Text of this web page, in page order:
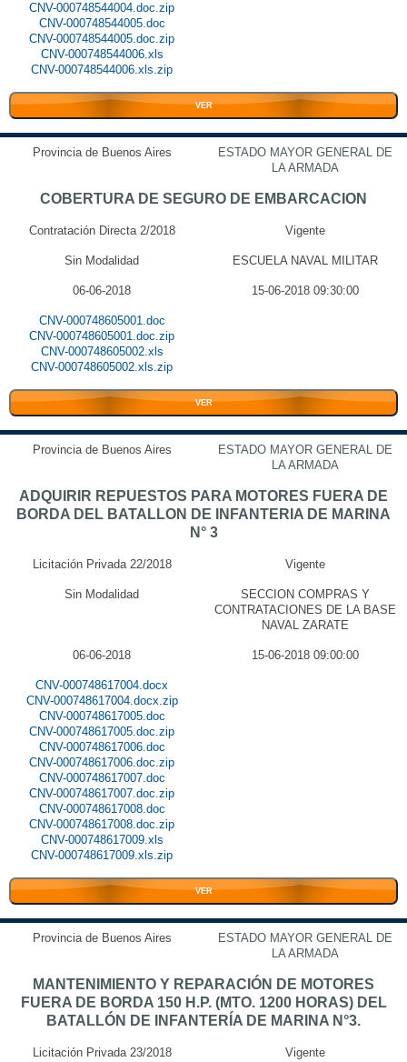
CNV-000748544004.doc.zip
CNV-000748544005.doc
CNV-000748544005.doc.zip
CNV-000748544006.xls
CNV-000748544006.xls.zip
VER
Provincia de Buenos Aires
ESTADO MAYOR GENERAL DE
LA ARMADA
COBERTURA DE SEGURO DE EMBARCACION
Contratación Directa 2/2018 Vigente
Sin Modalidad ESCUELA NAVAL MILITAR
06-06-2018 15-06-2018 09:30:00
CNV-000748605001.doc
CNV-000748605001.doc.zip
CNV-000748605002.xls
CNV-000748605002.xls.zip
VER
Provincia de Buenos Aires
ESTADO MAYOR GENERAL DE
LA ARMADA
ADQUIRIR REPUESTOS PARA MOTORES FUERA DE
BORDA DEL BATALLON DE INFANTERIA DE MARINA
N° 3
Licitación Privada 22/2018 Vigente
Sin Modalidad
SECCION COMPRAS Y
CONTRATACIONES DE LA BASE
NAVAL ZARATE
06-06-2018 15-06-2018 09:00:00
CNV-000748617004.docx
CNV-000748617004.docx.zip
CNV-000748617005.doc
CNV-000748617005.doc.zip
CNV-000748617006.doc
CNV-000748617006.doc.zip
CNV-000748617007.doc
CNV-000748617007.doc.zip
CNV-000748617008.doc
CNV-000748617008.doc.zip
CNV-000748617009.xls
CNV-000748617009.xls.zip
VER
Provincia de Buenos Aires
ESTADO MAYOR GENERAL DE
LA ARMADA
MANTENIMIENTO Y REPARACIÓN DE MOTORES
FUERA DE BORDA 150 H.P. (MTO. 1200 HORAS) DEL
BATALLÓN DE INFANTERÍA DE MARINA N°3.
Licitación Privada 23/2018 Vigente